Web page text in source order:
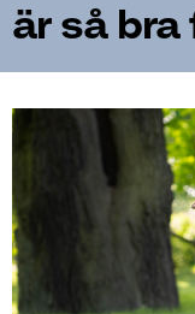
är så bra